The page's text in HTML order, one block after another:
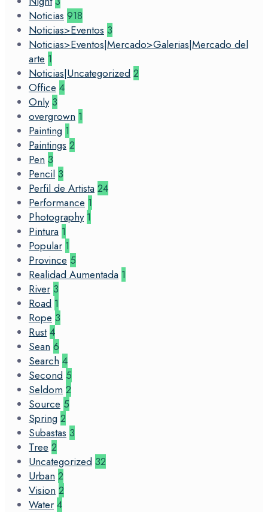
Noticias 918
Noticias>Eventos 3
Noticias>Eventos|Mercado>Galerias|Mercado del
arte 1
Noticias|Uncategorized 2
Office 4
Only 3
overgrown 1
Painting 1
Paintings 2
Pen 3
Pencil 3
Perfil de Artista 24
Performance 1
Photography 1
Pintura 1
Popular 1
Province 5
Realidad Aumentada 1
River 3
Road 1
Rope 3
Rust 4
Sean 6
Search 4
Second 5
Seldom 2
Source 5
Spring 2
Subastas 3
Tree 2
Uncategorized 32
Urban 2
Vision 2
Water 4